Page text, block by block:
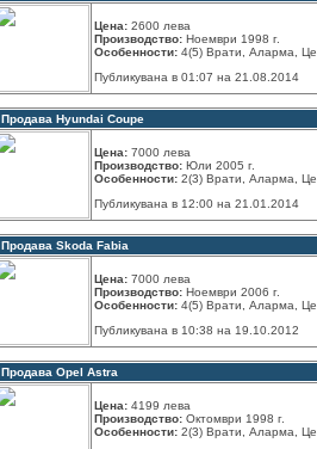
Цена: 2600 лева
Производство: Ноември 1998 г.
Особенности: 4(5) Врати, Аларма,
Публикувана в 01:07 на 21.08.2014
Продава Hyundai Coupe
Цена: 7000 лева
Производство: Юли 2005 г.
Особенности: 2(3) Врати, Аларма,
Публикувана в 12:00 на 21.01.2014
Продава Skoda Fabia
Цена: 7000 лева
Производство: Ноември 2006 г.
Особенности: 4(5) Врати, Аларма,
Публикувана в 10:38 на 19.10.2012
Продава Opel Astra
Цена: 4199 лева
Производство: Октомври 1998 г.
Особенности: 2(3) Врати, Аларма,